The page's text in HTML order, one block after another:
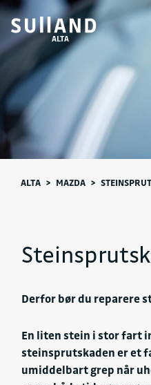
ALTA
ALTA > MAZDA > STEINSPRUT
Derfor bør du reparere
En liten stein i stor fart
steinsprutskaden er et
umiddelbart grep når